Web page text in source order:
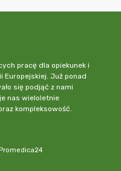
pracę dla opiekunek i
Europejskiej. Już ponad
się podjąć z nami
nas wieloletnie
kompleksowość.